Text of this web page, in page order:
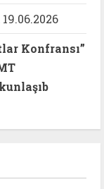
19.06.2026
Konfransı”